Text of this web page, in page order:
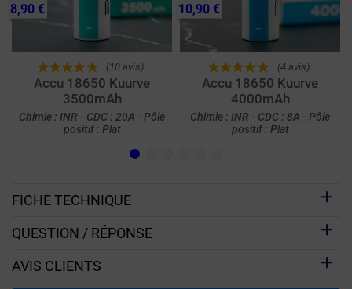
(10 avis)
Accu 18650 Kuurve
3500mAh
Chimie : INR - CDC : 20A - Pôle
positif : Plat
8,90 €
(4 avis)
Accu 18650 Kuurve
4000mAh
Chimie : INR - CDC : 8A - Pôle
positif : Plat
10,90 €
FICHE TECHNIQUE
QUESTION / RÉPONSE
AVIS CLIENTS